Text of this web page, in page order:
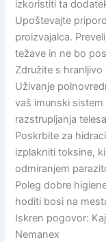
izkoristiti ta
Upoštevajte
proizvajalca.
težave in ne bo
Združite s hranljivo
Uživanje
vaš imunski
razstrupljanja
Poskrbite za
izplakniti toksine,
odmiranjem
Poleg dobre
hoditi bosi na
Iskren pogovor:
Nemanex